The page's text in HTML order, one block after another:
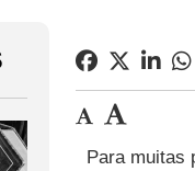
Para muitas